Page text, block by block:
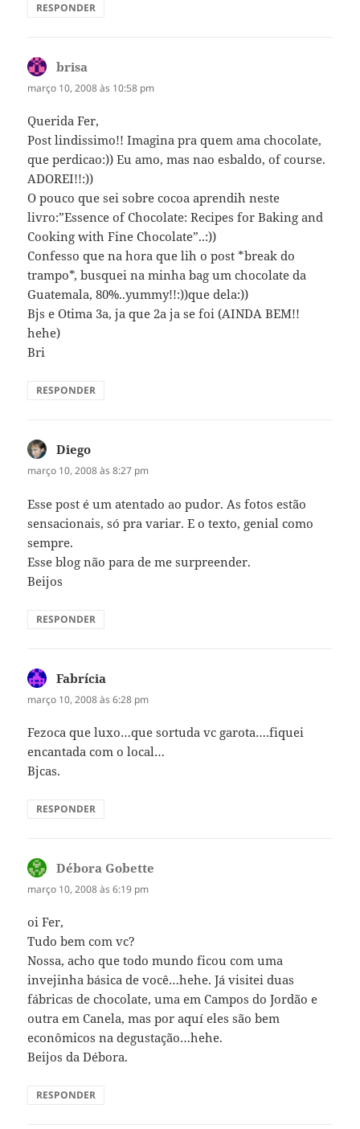
RESPONDER
brisa
março 10, 2008 às 10:58 pm
Querida Fer,
Post lindissimo!! Imagina pra quem ama chocolate,
que perdicao:)) Eu amo, mas nao esbaldo, of course.
ADOREI!!:))
O pouco que sei sobre cocoa aprendih neste
livro:”Essence of Chocolate: Recipes for Baking and
Cooking with Fine Chocolate”..:))
Confesso que na hora que lih o post *break do
trampo*, busquei na minha bag um chocolate da
Guatemala, 80%..yummy!!:))que dela:))
Bjs e Otima 3a, ja que 2a ja se foi (AINDA BEM!!
hehe)
Bri
RESPONDER
Diego
março 10, 2008 às 8:27 pm
Esse post é um atentado ao pudor. As fotos estão
sensacionais, só pra variar. E o texto, genial como
sempre.
Esse blog não para de me surpreender.
Beijos
RESPONDER
Fabrícia
março 10, 2008 às 6:28 pm
Fezoca que luxo…que sortuda vc garota….fiquei
encantada com o local…
Bjcas.
RESPONDER
Débora Gobette
março 10, 2008 às 6:19 pm
oi Fer,
Tudo bem com vc?
Nossa, acho que todo mundo ficou com uma
invejinha básica de você…hehe. Já visitei duas
fábricas de chocolate, uma em Campos do Jordão e
outra em Canela, mas por aquí eles são bem
econômicos na degustação…hehe.
Beijos da Débora.
RESPONDER